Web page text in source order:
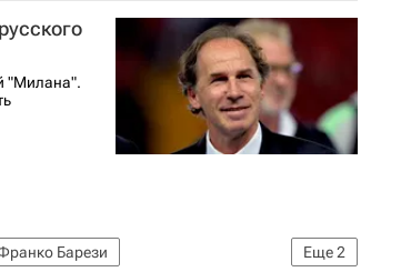
"Милана".
Еще2
Барези